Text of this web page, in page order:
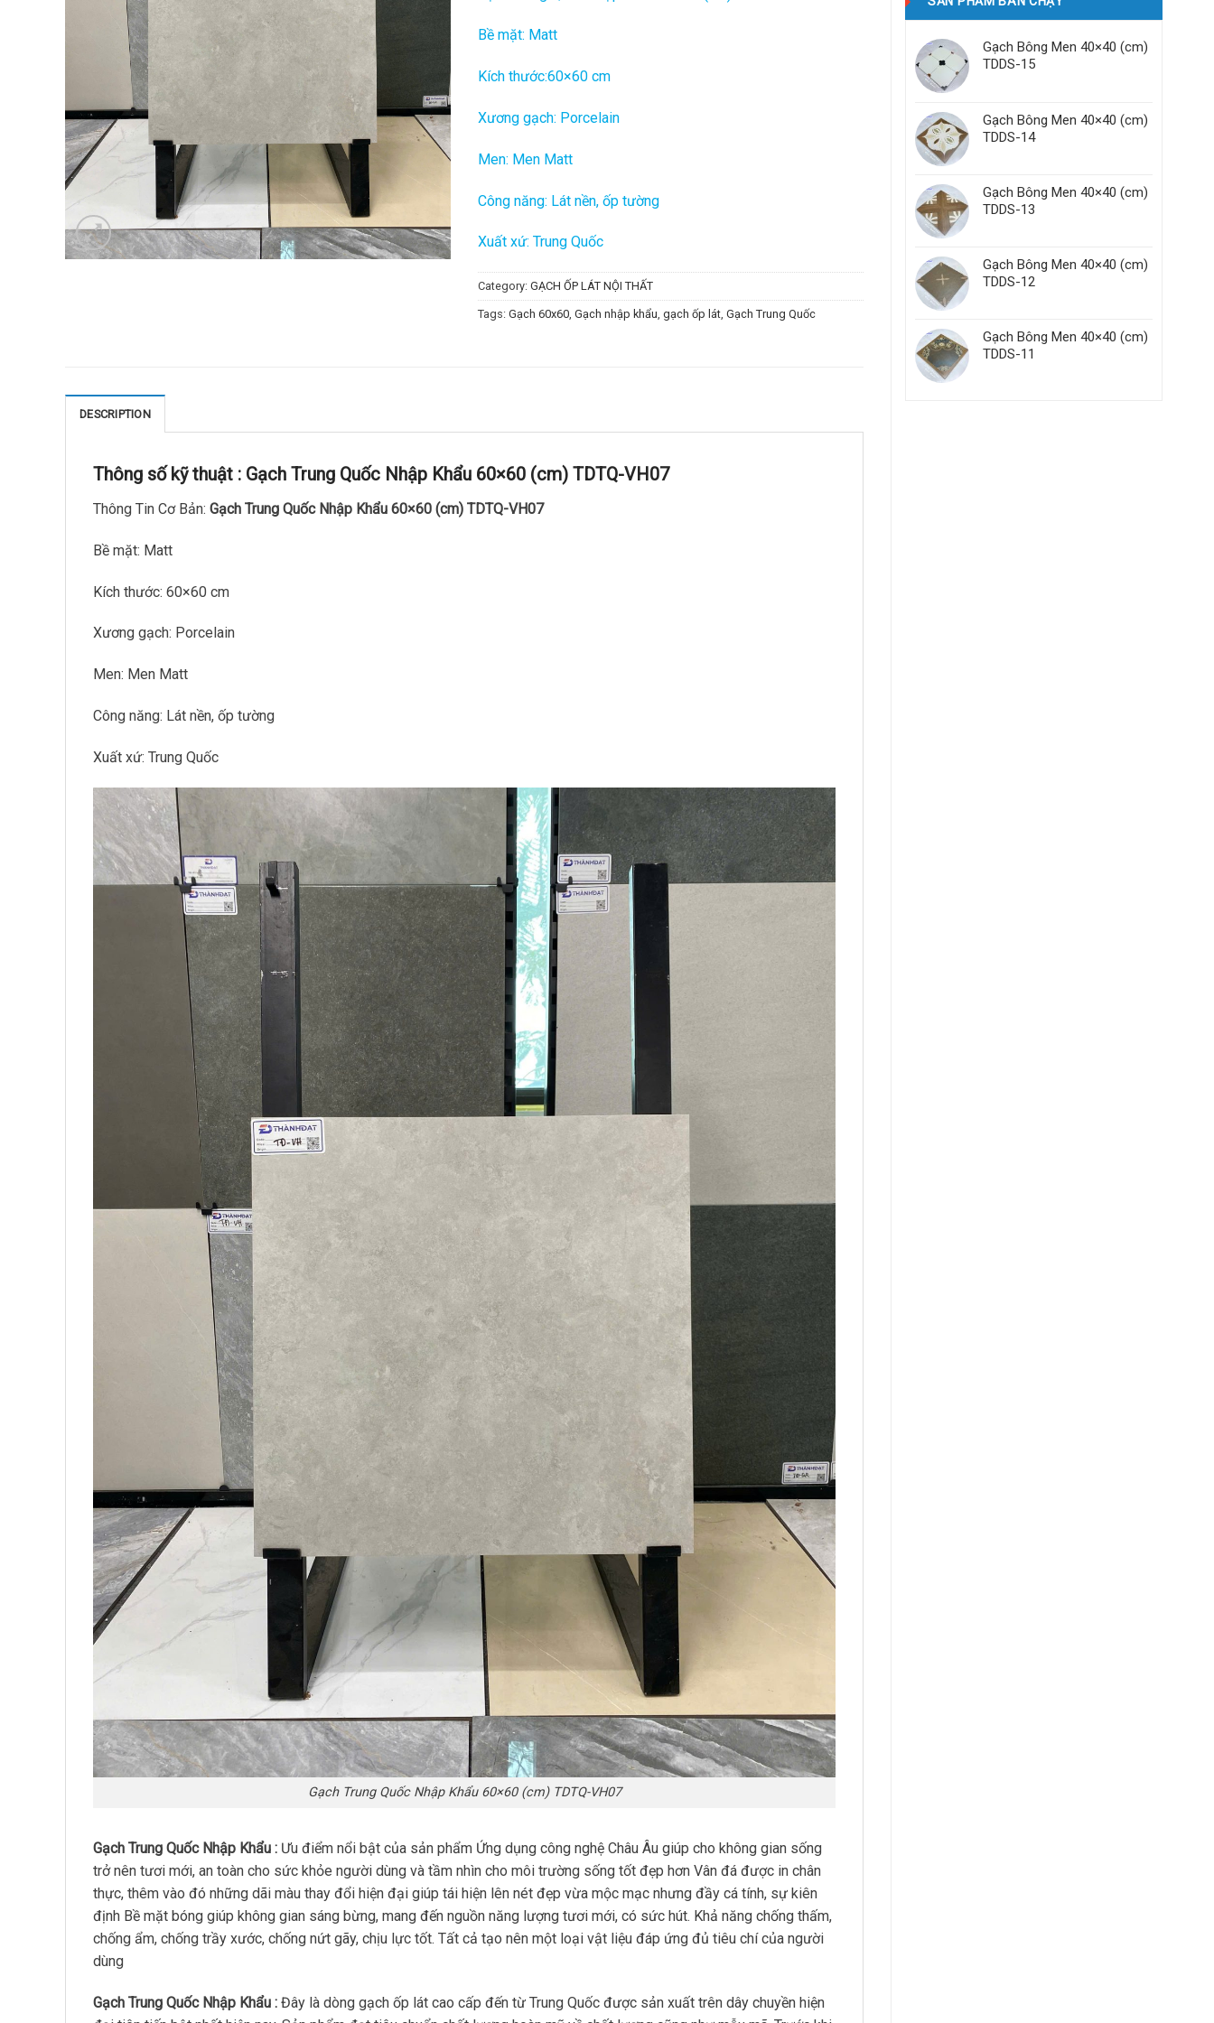
Gạch Bông Men 40×40 (cm)
TDDS-15
Gạch Bông Men 40×40 (cm)
TDDS-14
Gạch Bông Men 40×40 (cm)
TDDS-13
Gạch Bông Men 40×40 (cm)
TDDS-12
Gạch Bông Men 40×40 (cm)
TDDS-11
Bề mặt: Matt
Kích thước:60×60 cm
Xương gạch: Porcelain
Men: Men Matt
Công năng: Lát nền, ốp tường
Xuất xứ: Trung Quốc
Category: GẠCH ỐP LÁT NỘI THẤT
Tags: Gạch 60x60, Gạch nhập khẩu, gạch ốp lát, Gạch Trung Quốc
DESCRIPTION
Thông số kỹ thuật : Gạch Trung Quốc Nhập Khẩu 60×60 (cm) TDTQ-VH07
Thông Tin Cơ Bản: Gạch Trung Quốc Nhập Khẩu 60×60 (cm) TDTQ-VH07
Bề mặt: Matt
Kích thước: 60×60 cm
Xương gạch: Porcelain
Men: Men Matt
Công năng: Lát nền, ốp tường
Xuất xứ: Trung Quốc
Gạch Trung Quốc Nhập Khẩu 60×60 (cm) TDTQ-VH07
Gạch Trung Quốc Nhập Khẩu : Ưu điểm nổi bật của sản phẩm Ứng dụng công nghệ Châu Âu giúp cho không gian sống
trở nên tươi mới, an toàn cho sức khỏe người dùng và tầm nhìn cho môi trường sống tốt đẹp hơn Vân đá được in chân
thực, thêm vào đó những dãi màu thay đổi hiện đại giúp tái hiện lên nét đẹp vừa mộc mạc nhưng đầy cá tính, sự kiên
định Bề mặt bóng giúp không gian sáng bừng, mang đến nguồn năng lượng tươi mới, có sức hút. Khả năng chống thấm,
chống ẩm, chống trầy xước, chống nứt gãy, chịu lực tốt. Tất cả tạo nên một loại vật liệu đáp ứng đủ tiêu chí của người
dùng
Gạch Trung Quốc Nhập Khẩu : Đây là dòng gạch ốp lát cao cấp đến từ Trung Quốc được sản xuất trên dây chuyền hiện